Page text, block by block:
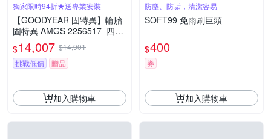
獨家限時94折★送專業安裝
【GOODYEAR 固特異】輪胎
固特異 AMGS 2256517_四入
組_225/65/17_送安裝(車麗屋)
$14,007 $14,901
挑戰低價
贈品
加入購物車
防塵、防垢，清潔容易
SOFT99 免雨刷巨頭
$400
券
加入購物車